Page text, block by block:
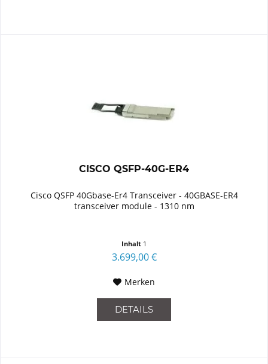
CISCO QSFP-40G-ER4
Cisco QSFP 40Gbase-Er4 Transceiver - 40GBASE-ER4
transceiver module - 1310 nm
Inhalt 1
3.699,00 €
Merken
DETAILS